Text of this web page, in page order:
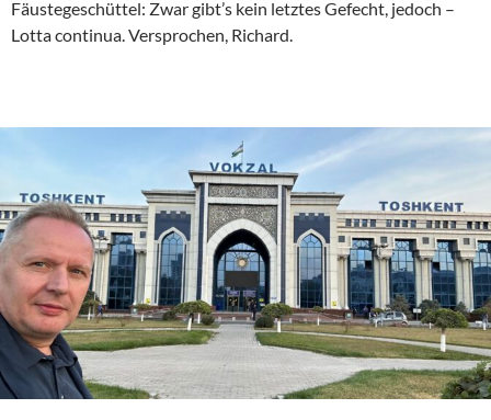
Fäustegeschüttel: Zwar gibt’s kein letztes Gefecht, jedoch –
Lotta continua. Versprochen, Richard.